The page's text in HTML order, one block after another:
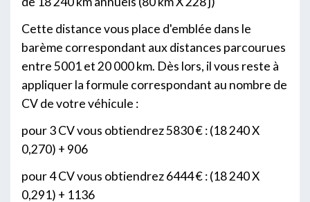
Cette distance vous place d'emblée dans le
barème correspondant aux distances parcourues
entre 5001 et 20 000 km. Dès lors, il vous reste à
appliquer la formule correspondant au nombre de
CV de votre véhicule :
pour 3 CV vous obtiendrez 5830 € : (18 240 X
0,270) + 906
pour 4 CV vous obtiendrez 6444 € : (18 240 X
0,291) + 1136